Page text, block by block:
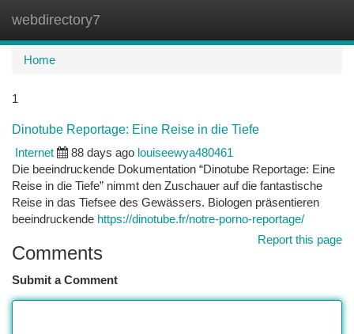
webdirectory7
Home
1
Dinotube Reportage: Eine Reise in die Tiefe
Internet
88 days ago louiseewya480461
Die beeindruckende Dokumentation “Dinotube Reportage: Eine
Reise in die Tiefe” nimmt den Zuschauer auf die fantastische
Reise in das Tiefsee des Gewässers. Biologen präsentieren
beeindruckende https://dinotube.fr/notre-porno-reportage/
Report this page
Comments
Submit a Comment